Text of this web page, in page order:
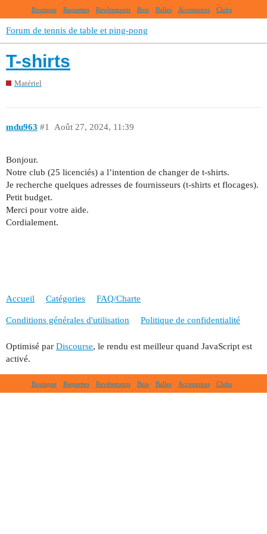
Boutique Raquettes Revêtements Bois Balles Accessoires Clubs
Forum de tennis de table et ping-pong
T-shirts
Matériel
mdu963 Août 27, 2024, 11:39
#1
Bonjour.
Notre club (25 licenciés) a l’intention de changer de t-shirts.
Je recherche quelques adresses de fournisseurs (t-shirts et flocages).
Petit budget.
Merci pour votre aide.
Cordialement.
Accueil Catégories FAQ/Charte
Conditions générales d'utilisation Politique de confidentialité
Optimisé par Discourse, le rendu est meilleur quand JavaScript est
activé.
Boutique Raquettes Revêtements Bois Balles Accessoires Clubs